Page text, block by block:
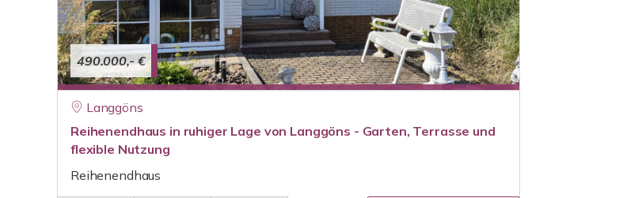
490.000,- €
Langgöns
Reihenendhaus in ruhiger Lage von Langgöns - Garten, Terrasse und
flexible Nutzung
Reihenendhaus